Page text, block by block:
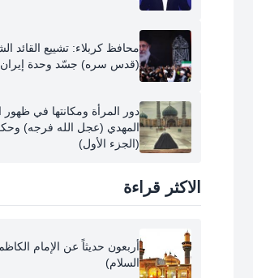
محافظ كربلاء: تشييع القائد
(قدس سره) جسّد وحدة إيران
دور المرأة ومكانتها في ظهور
المهدي (عجل الله فرجه)
(الجزء الأول)
الاكثر قراءة
أربعون حديثاً عن الإمام
السلام)